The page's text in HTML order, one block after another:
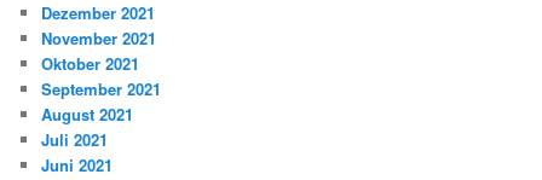
Dezember 2021
November 2021
Oktober 2021
September 2021
August 2021
Juli 2021
Juni 2021